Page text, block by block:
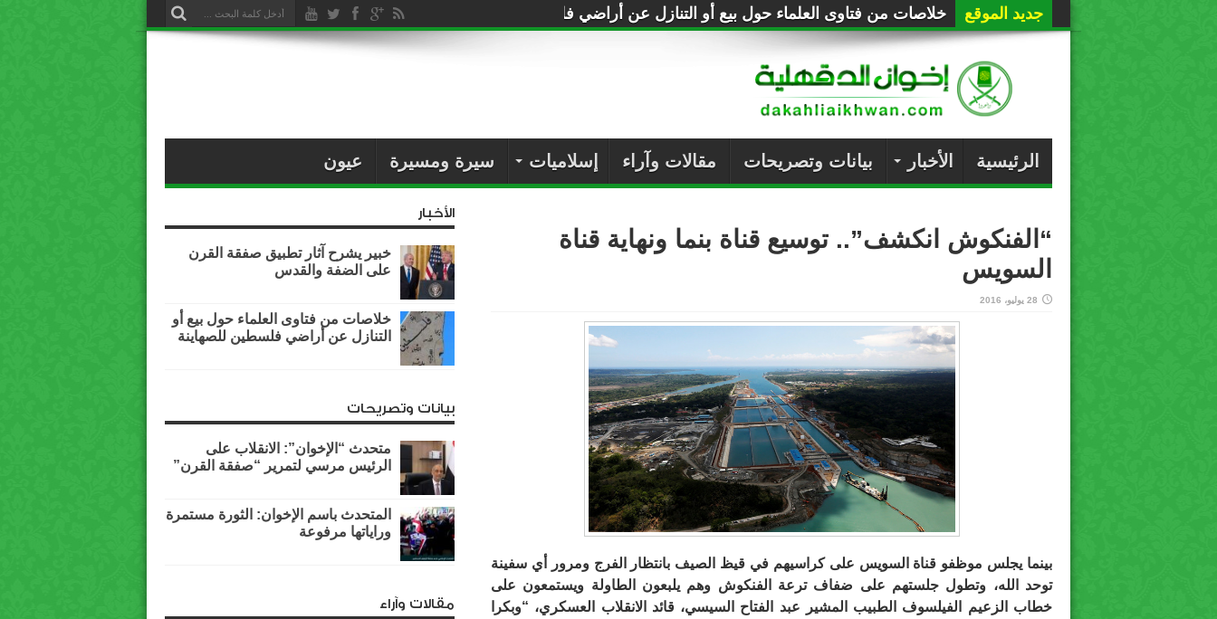
جديد الموقع خلاصات من فتاوى العلماء حول بيع أو التنازل عن أراضي فلسطين للصهاينة
الرئيسية الأخبار بيانات وتصريحات مقالات وآراء إسلاميات سيرة ومسيرة عيون
“الفنكوش انكشف”.. توسيع قناة بنما ونهاية قناة
السويس
28 يوليو، 2016
بينما يجلس موظفو قناة السويس على كراسيهم في قيظ الصيف بانتظار الفرج ومرور أي سفينة
توحد الله، وتطول جلستهم على ضفاف ترعة الفنكوش وهم يلبعون الطاولة ويستمعون على
خطاب الزعيم الفيلسوف الطبيب المشير عبد الفتاح السيسي، قائد الانقلاب العسكري، “وبكرا
الأخبار
خبير يشرح آثار تطبيق صفقة القرن
على الضفة والقدس
خلاصات من فتاوى العلماء حول بيع أو
التنازل عن أراضي فلسطين للصهاينة
بيانات وتصريحات
متحدث “الإخوان”: الانقلاب على
الرئيس مرسي لتمرير “صفقة القرن”
المتحدث باسم الإخوان: الثورة مستمرة
وراياتها مرفوعة
مقالات وآراء